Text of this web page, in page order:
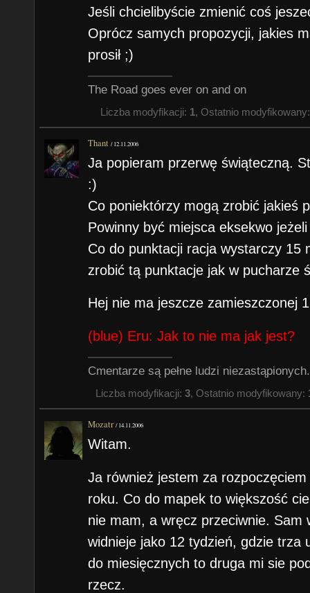
Jeśli chcielibyście zmienić coś
Oprócz samych propozycji, jakies
prosił ;)
The Road goes ever on and on
Liczba modyfikacji: 1, Ostatnio
Thant /12.11.2006
Ja popieram przerwę świąteczną.
:)
Co poniektórzy mogą zrobić jakieś
Powinny być miejsca eksekwo
Co do punktacji racja wystarczy 15
zrobić tą punktacje jak w pucharze
Hej nie ma jeszcze zamieszczonej
(blue) Eru: Jak to nie ma jak jest?
Cmentarze są pełne ludzi
Liczba modyfikacji: 3, Ostatnio modyfikowany:
Mozatr /14.11.2006
Witam.
Ja również jestem za
roku. Co do mapek to większość
nie mam, a wręcz przeciwnie. Sam
widnieje jako 12 tydzień, gdzie trza
do miesięcznych to druga mi sie
rzecz.